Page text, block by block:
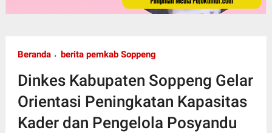
Beranda berita pemkab Soppeng
Dinkes Kabupaten Soppeng Gelar
Orientasi Peningkatan Kapasitas
Kader dan Pengelola Posyandu